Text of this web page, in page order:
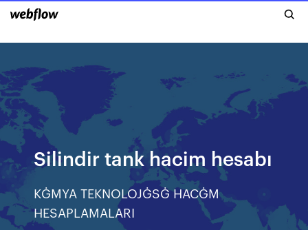
Silindir tank hacim hesabı
KĠMYA TEKNOLOJĠSĠ HACĠM
HESAPLAMALARI